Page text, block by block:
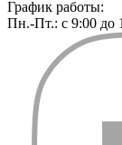
График работы:
Пн.-Пт.: с 9:00 до